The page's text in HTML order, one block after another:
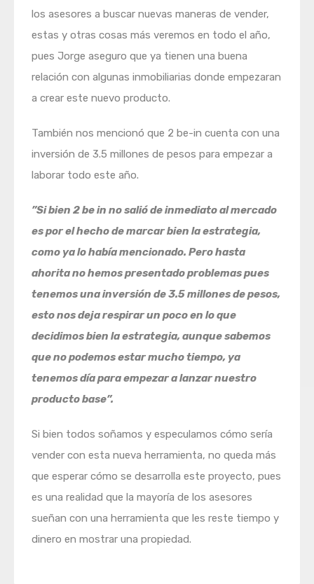
los asesores a buscar nuevas maneras de vender,
estas y otras cosas más veremos en todo el año,
pues Jorge aseguro que ya tienen una buena
relación con algunas inmobiliarias donde empezaran
a crear este nuevo producto.
También nos mencionó que 2 be-in cuenta con una
inversión de 3.5 millones de pesos para empezar a
laborar todo este año.
”Si bien 2 be in no salió de inmediato al mercado
es por el hecho de marcar bien la estrategia,
como ya lo había mencionado. Pero hasta
ahorita no hemos presentado problemas pues
tenemos una inversión de 3.5 millones de pesos,
esto nos deja respirar un poco en lo que
decidimos bien la estrategia, aunque sabemos
que no podemos estar mucho tiempo, ya
tenemos día para empezar a lanzar nuestro
producto base”.
Si bien todos soñamos y especulamos cómo sería
vender con esta nueva herramienta, no queda más
que esperar cómo se desarrolla este proyecto, pues
es una realidad que la mayoría de los asesores
sueñan con una herramienta que les reste tiempo y
dinero en mostrar una propiedad.